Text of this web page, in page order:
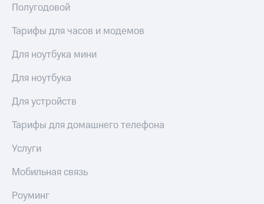
Полугодовой
Тарифы для часов и модемов
Для ноутбука мини
Для ноутбука
Для устройств
Тарифы для домашнего телефона
Услуги
Мобильная связь
Роуминг